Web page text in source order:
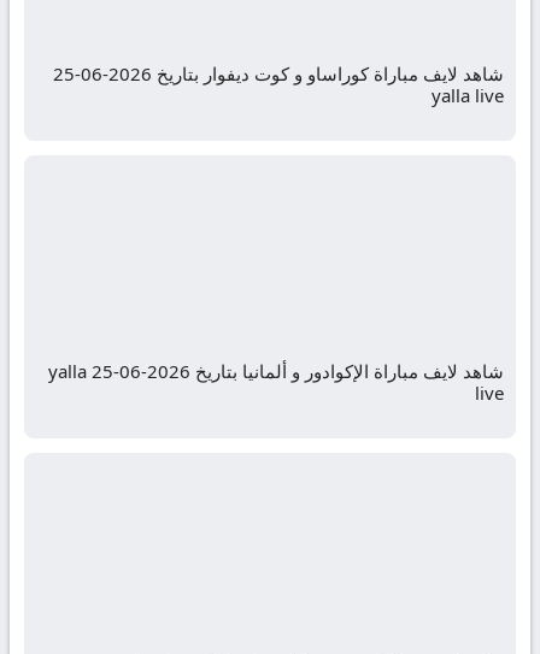
شاهد لايف مباراة كوراساو و كوت ديفوار بتاريخ 2026-06-25
yalla live
شاهد لايف مباراة الإكوادور و ألمانيا بتاريخ 2026-06-25 yalla
live